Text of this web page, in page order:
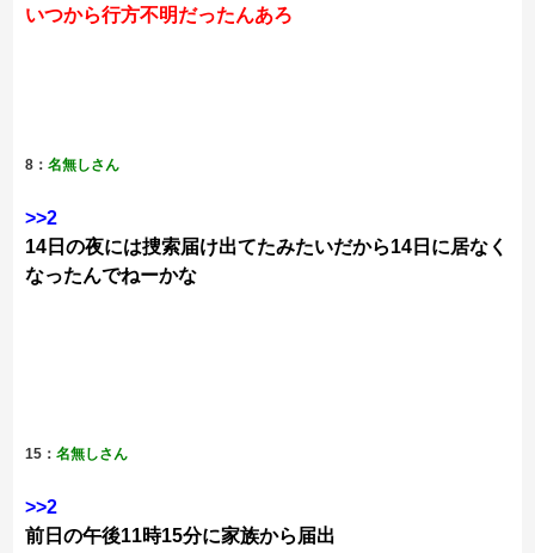
いつから行方不明だったんあろ
8：名無しさん
>>2
14日の夜には捜索届け出てたみたいだから14日に居なく
なったんでねーかな
15：名無しさん
>>2
前日の午後11時15分に家族から届出